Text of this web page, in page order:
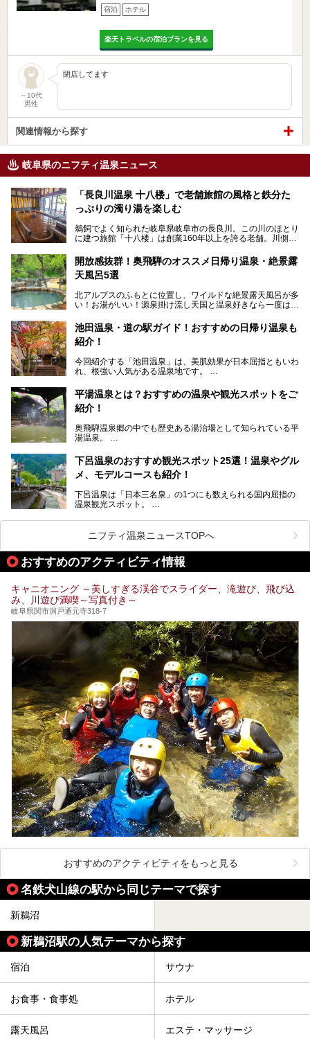
宿泊 ホテル
楽天トラベルの宿泊プランを見る
～10代
男性
閉店してます
関連情報から探す
岐阜県のニフティ温泉ニュース
「長良川温泉 十八楼」で老舗旅館の風格と鉄分た
っぷりの濁り湯を楽しむ
鵜飼でよく知られた岐阜県岐阜市の長良川。この川のほとり
に建つ旅館「十八楼」は創業160年以上を誇る老舗。川側の
濁り湯で、地産地消にこだわった食事も定評があります。
そして大浴場は日帰り入浴もできるんですよ。泊まりでも日
岐阜の手仕事に触れる旅とともに楽しんでみてはいかがでし
ょう！
───
提供元：岐阜県【PR】
この記事は岐阜県のPR記事です。
開放感抜群！奥飛騨のオススメ日帰り温泉・絶景露
天風呂5選
北アルプスのふもとに位置し、ワイルドな絶景露天風呂が多
い！お湯がいい！源泉掛け流し天国と温泉好きなら一度は行
「平湯温泉」「福地温泉」「新平湯温泉」「栃尾温泉」「新
穂高温泉」と5つの温泉地を総称して奥飛騨温泉郷と呼びま
風呂を5ヶ所ご紹介したいと思います。いずれも素晴らしい
温泉ですよ！
池田温泉・道の駅ガイド！おすすめの日帰り温泉も
紹介！
今回紹介する「池田温泉」は、美肌効果が日本屈指ともいわ
れ、根強い人気がある温泉地です。
温泉旅として利用することができます。
池田温泉には道の駅があるなど、温泉、観光、買い物と、さ
そんな池田温泉の魅力を詳しく紹介していきます！
平湯温泉とは？おすすめの温泉や観光スポットをご
紹介！
奥飛騨温泉郷の中でも歴史ある湯治場として知られている平
湯温泉。
らの利用客も増え、ますます賑わいを見せています。そこで
今回は、平湯温泉の観光スポットとおすすめの温泉施設を紹
介します。気になる温泉をぜひチェックしてみてください。
下呂温泉のおすすめ観光スポット25選！温泉やグル
メ、モデルコースも紹介！
下呂温泉は「日本三名泉」の1つにも数えられる国内屈指の
温泉観光スポット。
のグルメを楽しんだり、周辺にある名所にも足を伸ばしたり
したいもの。
本記事では、下呂温泉エリアにあるおすすめの観光スポット
をご紹介するとともに散策する際のモデルコースもご提案。
下呂温泉観光をたっぷりとガイドします！
ニフティ温泉ニュースTOPへ
おすすめのアクティビティ情報
キャニオニング ～美しすぎる渓谷でスライダー、滝遊び、飛び込
み、川遊び満喫～写真付き～
岐阜県関市洞戸通元寺318-7
おすすめのアクティビティをもっと見る
名鉄犬山線の駅から同じテーマで探す
新鵜沼
新鵜沼駅の人気テーマから探す
宿泊 サウナ
お食事・食事処 ホテル
露天風呂 エステ・マッサージ